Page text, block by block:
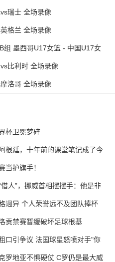
瑞士 全场录像
格兰 全场录像
组 墨西哥U17女篮 - 中国U17女
比利时 全场录像
洛哥 全场录像
杯卫冕梦碎
根廷，十年前的课堂笔记成了今
当护旗手！
人”，挪威首相摆摆手：他是非
迥异 个人荣誉远不及团队捧杯
贡禁赛暂缓破坏足球根基
口引争议 法国球星怒喷对手"你
罗地亚不惧硬仗 C罗仍是最大威